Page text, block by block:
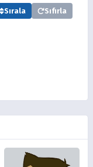
Sırala Sıfırla